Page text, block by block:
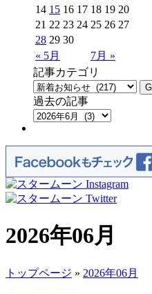
« 5月 7月 »
14 15 16 17 18 19 20
21 22 23 24 25 26 27
28 29 30
記事カテゴリ
過去の記事
2026年06月
トップページ » 2026年06月